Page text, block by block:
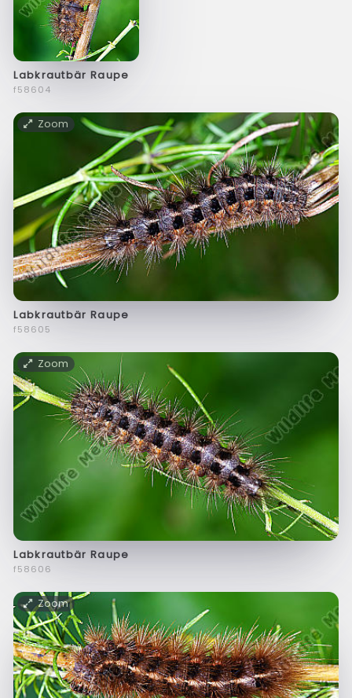
Labkrautbär Raupe
f58604
Zoom
Labkrautbär Raupe
f58605
Zoom
Labkrautbär Raupe
f58606
Zoom